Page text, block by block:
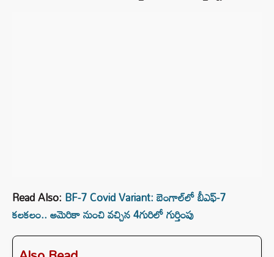
Read Also: BF-7 Covid Variant: బెంగాల్‌లో బీఎఫ్‌-7
కలకలం.. అమెరికా నుంచి వచ్చిన 4గురిలో గుర్తింపు